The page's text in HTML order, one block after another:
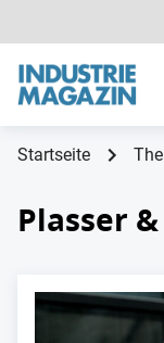
Startseite
Plasser